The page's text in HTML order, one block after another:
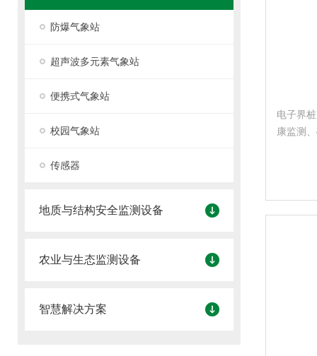
防爆气象站
超声波多元素气象站
便携式气象站
校园气象站
传感器
地质与结构安全监测设备
农业与生态监测设备
智慧解决方案
电子界
康监测